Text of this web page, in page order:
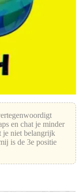
en chat je minder
je niet belangrijk
is de 3e positie